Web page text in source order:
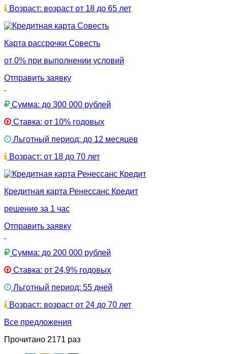
Возраст: возраст от 18 до 65 лет
Карта рассрочки Совесть
от 0% при выполнении условий
Отправить заявку
Сумма: до 300 000 рублей
Ставка: от 10% годовых
Льготный период: до 12 месяцев
Возраст: от 18 до 70 лет
Кредитная карта Ренессанс Кредит
решение за 1 час
Отправить заявку
Сумма: до 200 000 рублей
Ставка: от 24,9% годовых
Льготный период: 55 дней
Возраст: возраст от 24 до 70 лет
Все предложения
Прочитано 2171 раз